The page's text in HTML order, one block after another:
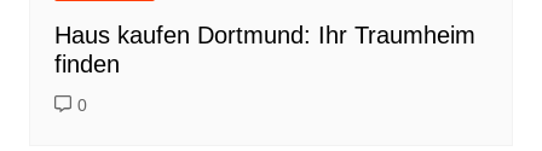
Haus kaufen Dortmund: Ihr Traumheim
finden
0